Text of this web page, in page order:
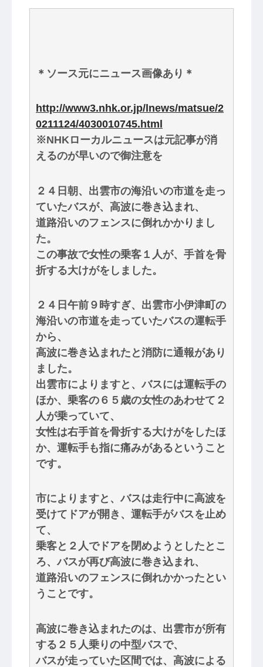
＊ソース元にニュース画像あり＊
http://www3.nhk.or.jp/lnews/matsue/2
0211124/4030010745.html
※NHKローカルニュースは元記事が消
えるのが早いので御注意を
２４日朝、出雲市の海沿いの市道を走っ
ていたバスが、高波に巻き込まれ、
道路沿いのフェンスに倒れかかりまし
た。
この事故で女性の乗客１人が、手首を骨
折する大けがをしました。
２４日午前９時すぎ、出雲市小伊津町の
海沿いの市道を走っていたバスの運転手
から、
高波に巻き込まれたと消防に通報があり
ました。
出雲市によりますと、バスには運転手の
ほか、乗客の６５歳の女性のあわせて２
人が乗っていて、
女性は右手首を骨折する大けがをしたほ
か、運転手も指に痛みがあるということ
です。
市によりますと、バスは走行中に高波を
受けてドアが開き、運転手がバスを止め
て、
乗客と２人でドアを閉めようとしたとこ
ろ、バスが再び高波に巻き込まれ、
道路沿いのフェンスに倒れかかったとい
うことです。
高波に巻き込まれたのは、出雲市が所有
する２５人乗りの中型バスで、
バスが走っていた区間では、高波による